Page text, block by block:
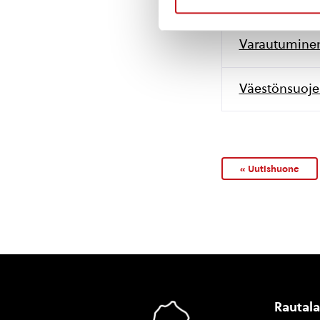
« Uutishuone